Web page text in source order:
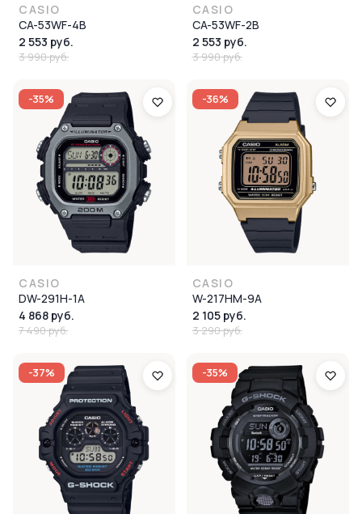
CASIO
CA-53WF-4B
2 553 руб.
3 990 руб.
CASIO
CA-53WF-2B
2 553 руб.
3 990 руб.
-35%
CASIO
DW-291H-1A
4 868 руб.
7 490 руб.
-36%
CASIO
W-217HM-9A
2 105 руб.
3 290 руб.
-37% -35%